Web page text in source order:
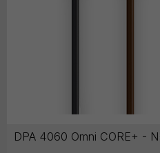
DPA 4060 Omni CORE+ -